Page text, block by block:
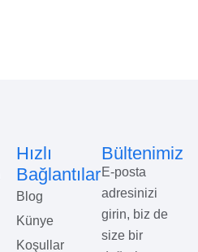
Hızlı
Bağlantılar
Blog
Künye
Koşullar
Bültenimiz
E-posta
adresinizi
girin, biz de
size bir